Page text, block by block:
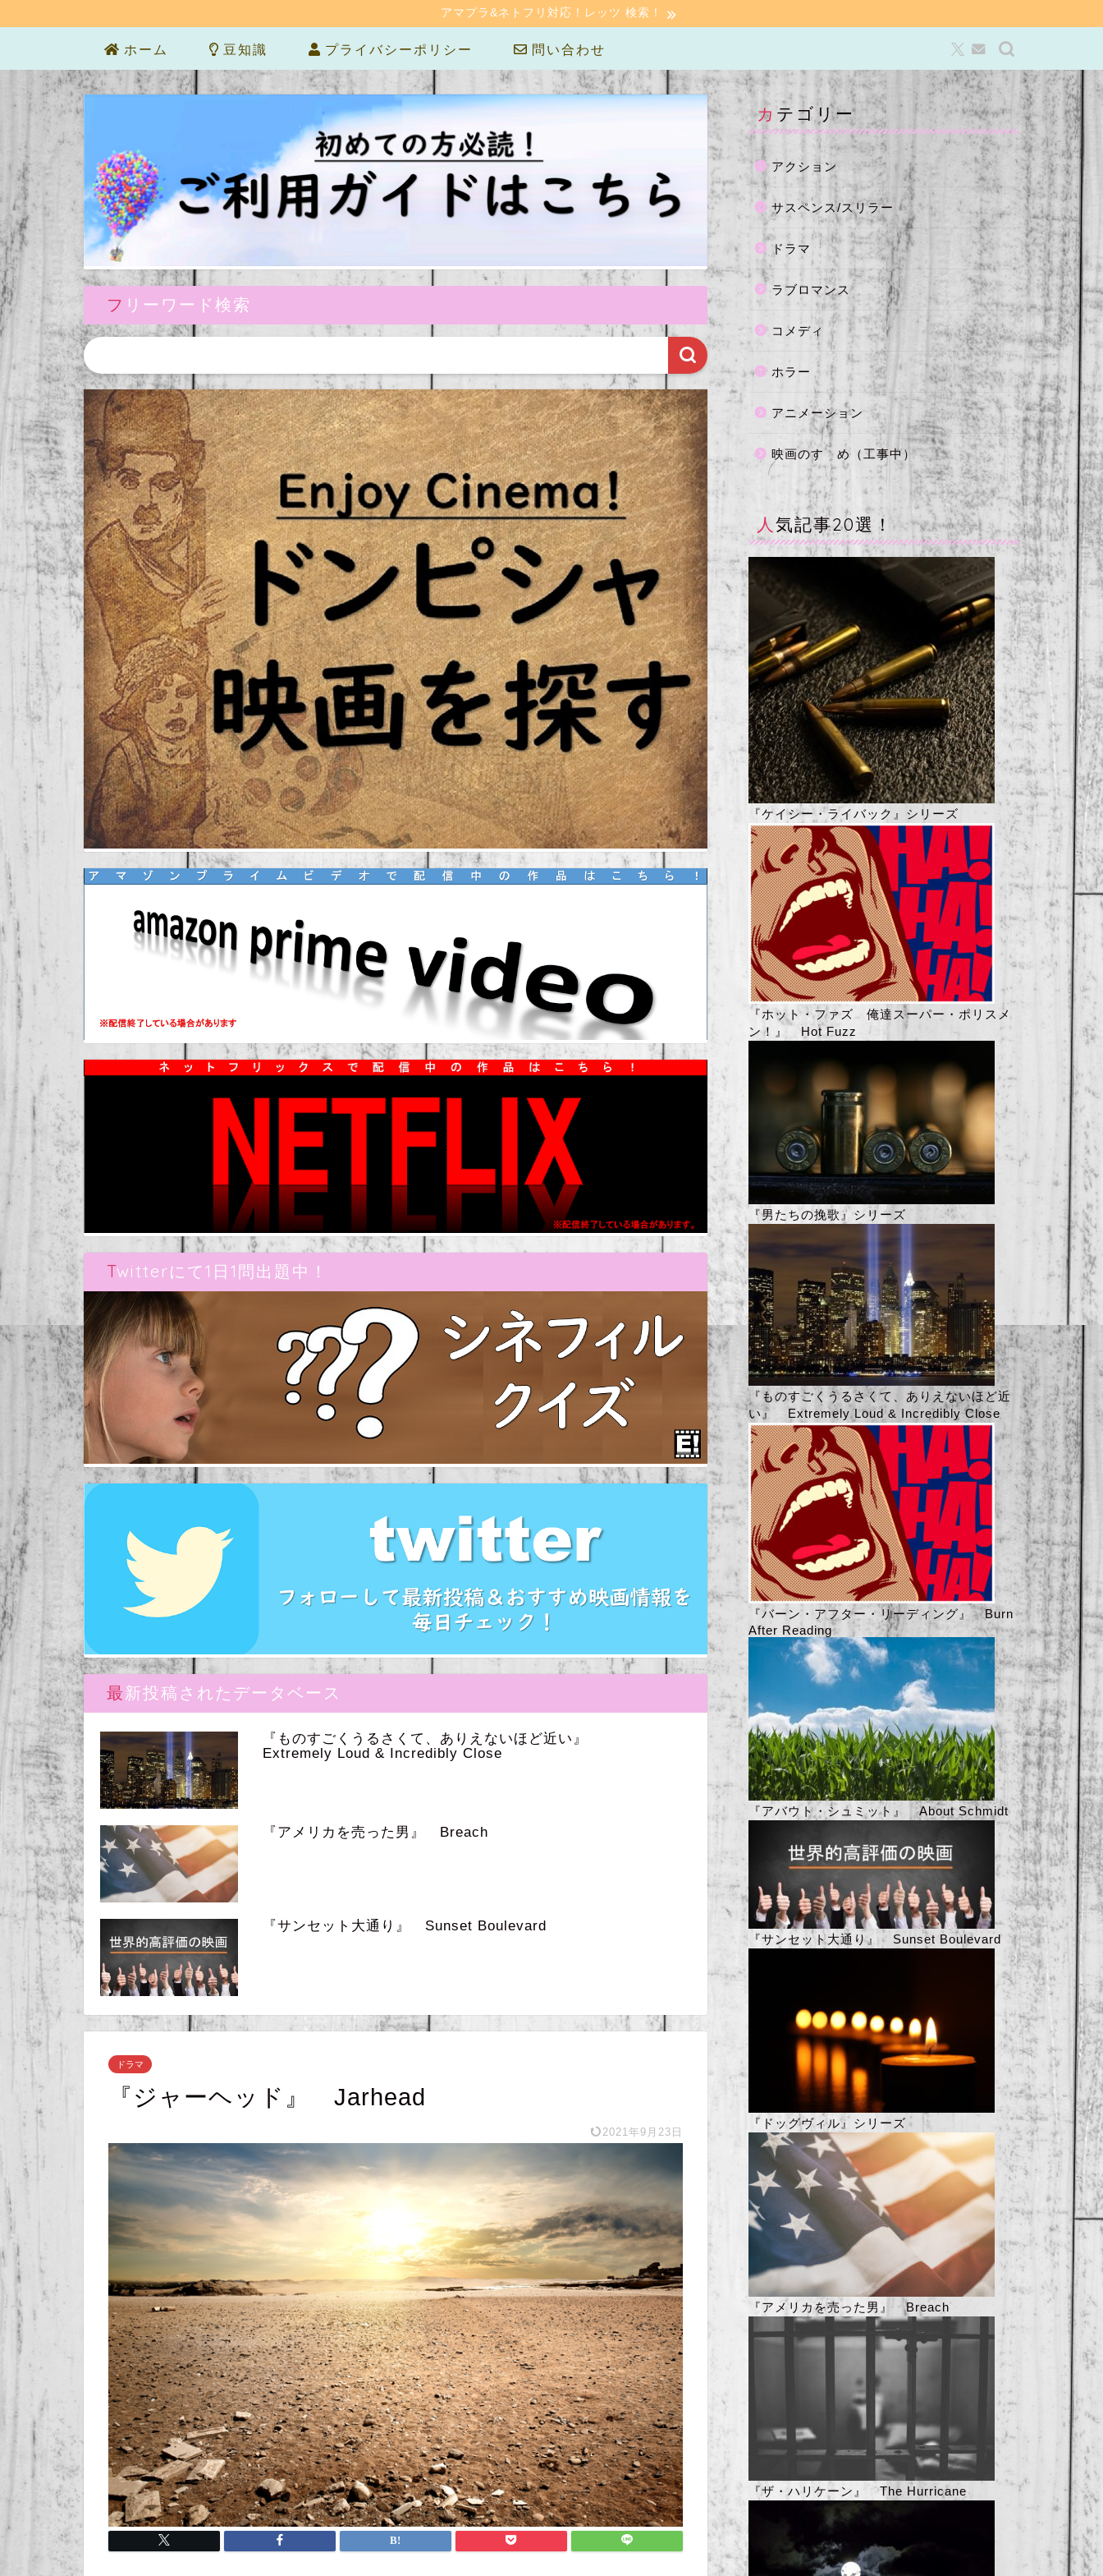
アマプラ&ネトフリ対応！レッツ 検索！
ホーム 豆知識 プライバシーポリシー 問い合わせ
フリーワード検索
Twitterにて1日1問出題中！
最新投稿されたデータベース
『ものすごくうるさくて、ありえないほど近い』
Extremely Loud & Incredibly Close
『アメリカを売った男』 Breach
『サンセット大通り』 Sunset Boulevard
ドラマ
『ジャーヘッド』 Jarhead
2021年9月23日
カテゴリー
アクション
サスペンス/スリラー
ドラマ
ラブロマンス
コメディ
ホラー
アニメーション
映画のすゝめ（工事中）
人気記事20選！
『ケイシー・ライバック』シリーズ
『ホット・ファズ 俺達スーパー・ポリスメ
ン！』 Hot Fuzz
『男たちの挽歌』シリーズ
『ものすごくうるさくて、ありえないほど近
い』 Extremely Loud & Incredibly Close
『バーン・アフター・リーディング』 Burn
After Reading
『アバウト・シュミット』 About Schmidt
『サンセット大通り』 Sunset Boulevard
『ドッグヴィル』シリーズ
『アメリカを売った男』 Breach
『ザ・ハリケーン』 The Hurricane